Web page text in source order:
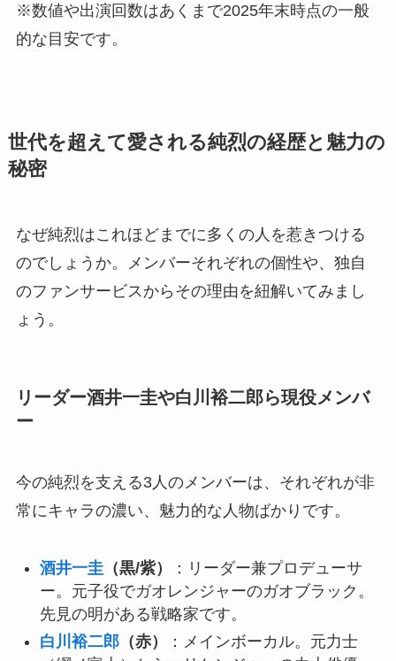
※数値や出演回数はあくまで2025年末時点の一般
的な目安です。
世代を超えて愛される純烈の経歴と魅力の
秘密
なぜ純烈はこれほどまでに多くの人を惹きつける
のでしょうか。メンバーそれぞれの個性や、独自
のファンサービスからその理由を紐解いてみまし
ょう。
リーダー酒井一圭や白川裕二郎ら現役メンバ
ー
今の純烈を支える3人のメンバーは、それぞれが非
常にキャラの濃い、魅力的な人物ばかりです。
酒井一圭（黒/紫）
：リーダー兼プロデューサ
ー。元子役でガオレンジャーのガオブラック。
先見の明がある戦略家です。
白川裕二郎（赤）
：メインボーカル。元力士